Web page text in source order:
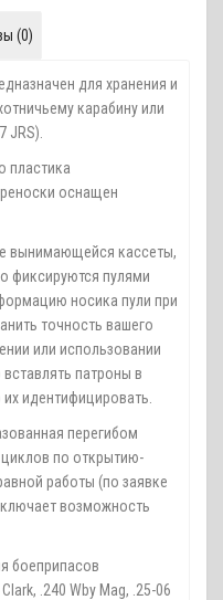
(0)
для хранения и
карабину или
JRS).
пластика
оснащен
вынимающейся кассеты,
фиксируются пулями
носика пули при
точность вашего
или использовании
патроны в
идентифицировать.
перегибом
циклов по открытию-
работы (по заявке
возможность
боеприпасов
.240 Wby Mag, .25-06